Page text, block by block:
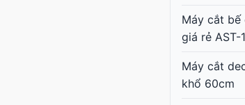
Máy cắt bế
giá rẻ AST-
Máy cắt
khổ 60cm